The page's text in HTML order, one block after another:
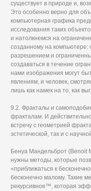
существует в природе и,
Это особенно верно для
компьютерная графика
исследования таких
и натолкнемся на
созданному на
разрешением и
создаваться в течение
нами изображения могут
явлениям, и человек,
лишь как намек на то, как
9.2. Фракталы и
фракталам. И
встречу с геометрией
эстетической, так и с
Бенуа Мандельброт (Benoit
нужны методы, которые
«приближаться к
бесконечно малому. Такие
рекурсивное™, которая